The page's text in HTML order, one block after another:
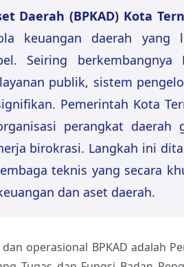
Daerah (BPKAD) Kota
keuangan daerah yang
Seiring berkembangnya
publik, sistem
Pemerintah Kota
perangkat daerah
birokrasi. Langkah ini
teknis yang secara
dan aset daerah.
operasional BPKAD adalah